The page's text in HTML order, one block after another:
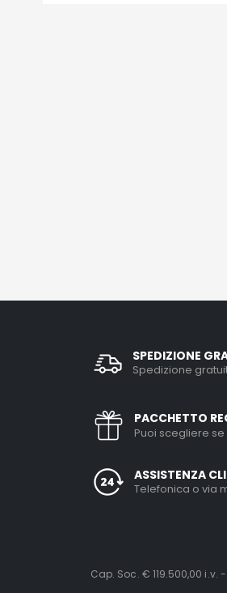
SPEDIZIONE
Spedizione
PACCHETTO
Puoi scegliere
ASSISTENZA
Telefonica o via
Cap. Soc. € 119.500,00 i.v. -